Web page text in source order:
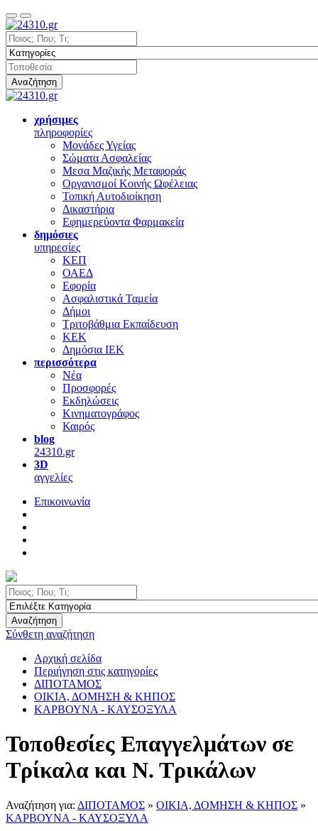
Αναζήτηση
χρήσιμες
πληροφορίες
Μονάδες Υγείας
Σώματα Ασφαλείας
Μεσα Μαζικής Μεταφοράς
Οργανισμοί Κοινής Ωφέλειας
Τοπική Αυτοδιοίκηση
Δικαστήρια
Εφημερεύοντα Φαρμακεία
δημόσιες
υπηρεσίες
ΚΕΠ
ΟΑΕΔ
Εφορία
Ασφαλιστικά Ταμεία
Δήμοι
Τριτοβάθμια Εκπαίδευση
ΚΕΚ
Δημόσια ΙΕΚ
περισσότερα
Νέα
Προσφορές
Εκδηλώσεις
Κινηματογράφος
Καιρός
blog
24310.gr
3D
αγγελίες
Επικοινωνία
Αναζήτηση
Σύνθετη αναζήτηση
Αρχική σελίδα
Περιήγηση στις κατηγορίες
ΔΙΠΟΤΑΜΟΣ
ΟΙΚΙΑ, ΔΟΜΗΣΗ & ΚΗΠΟΣ
ΚΑΡΒΟΥΝΑ - ΚΑΥΣΟΞΥΛΑ
Τοποθεσίες Επαγγελμάτων σε
Τρίκαλα και Ν. Τρικάλων
Αναζήτηση για: ΔΙΠΟΤΑΜΟΣ » ΟΙΚΙΑ, ΔΟΜΗΣΗ & ΚΗΠΟΣ »
ΚΑΡΒΟΥΝΑ - ΚΑΥΣΟΞΥΛΑ